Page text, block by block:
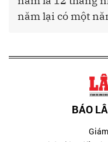
năm lại có một
BÁO